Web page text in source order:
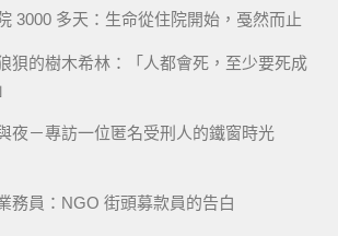
3000 多天：生命從住院開始，戞然而止
狽的樹木希林：「人都會死，至少要死成
夜－專訪一位匿名受刑人的鐵窗時光
務員：NGO 街頭募款員的告白